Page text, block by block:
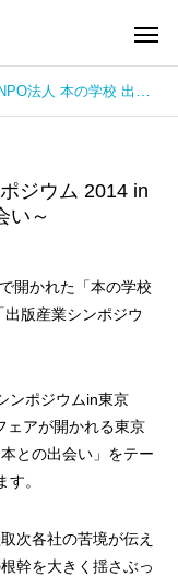
NPO法人 本の学校 出版産業シンポジウム 2014 in 東京 ～変える、広げる本との出会い～
ジウム 2014 in
い～
開かれた「本の学校
版産業シンポジウ
ンポジウムin東京
ェアが開かれる東京
との出会い」をテー
。
次各社の苦境が伝え
幹を大きく揺さぶっ